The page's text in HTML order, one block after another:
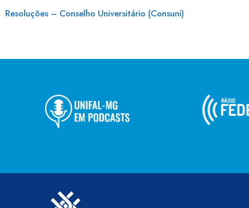
Resoluções – Conselho Universitário (Consuni)